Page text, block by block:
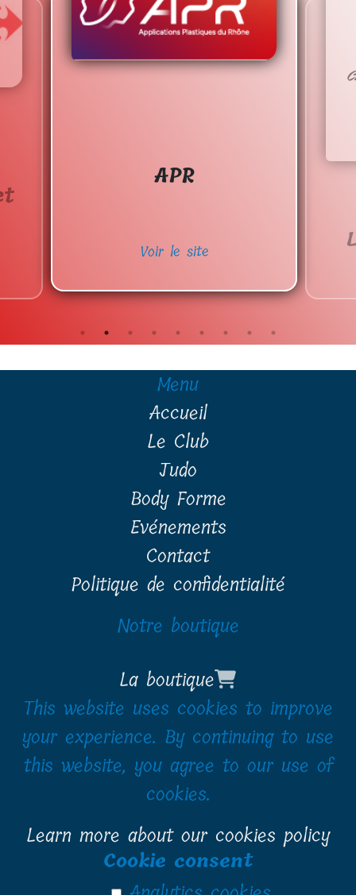
APR
Voir le site
Menu
Accueil
Le Club
Judo
Body Forme
Evénements
Contact
Politique de confidentialité
Notre boutique
La boutique
This website uses cookies to improve
your experience. By continuing to use
this website, you agree to our use of
cookies.
Learn more about our cookies policy
Cookie consent